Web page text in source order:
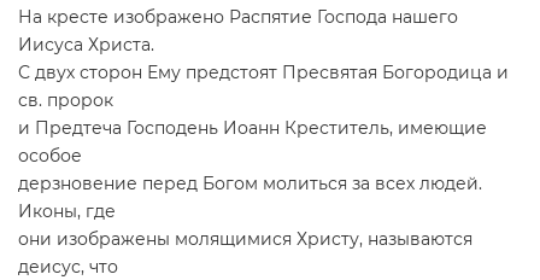
На кресте изображено Распятие Господа нашего
Иисуса Христа.
С двух сторон Ему предстоят Пресвятая Богородица и
св. пророк
и Предтеча Господень Иоанн Креститель, имеющие
особое
дерзновение перед Богом молиться за всех людей.
Иконы, где
они изображены молящимися Христу, называются
деисус, что